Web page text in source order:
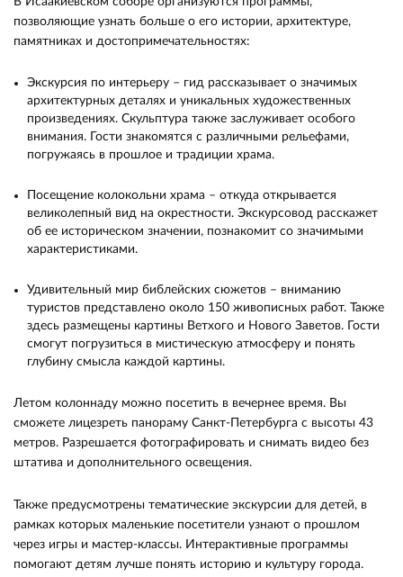
позволяющие узнать больше о его истории, архитектуре,
памятниках и достопримечательностях:
Экскурсия по интерьеру – гид рассказывает о значимых
архитектурных деталях и уникальных художественных
произведениях. Скульптура также заслуживает особого
внимания. Гости знакомятся с различными рельефами,
погружаясь в прошлое и традиции храма.
Посещение колокольни храма – откуда открывается
великолепный вид на окрестности. Экскурсовод расскажет
об ее историческом значении, познакомит со значимыми
характеристиками.
Удивительный мир библейских сюжетов – вниманию
туристов представлено около 150 живописных работ. Также
здесь размещены картины Ветхого и Нового Заветов. Гости
смогут погрузиться в мистическую атмосферу и понять
глубину смысла каждой картины.
Летом колоннаду можно посетить в вечернее время. Вы
сможете лицезреть панораму Санкт-Петербурга с высоты 43
метров. Разрешается фотографировать и снимать видео без
штатива и дополнительного освещения.
Также предусмотрены тематические экскурсии для детей, в
рамках которых маленькие посетители узнают о прошлом
через игры и мастер-классы. Интерактивные программы
помогают детям лучше понять историю и культуру города.